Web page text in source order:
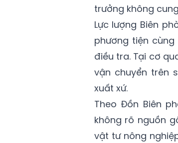
trưởng không
Lực lượng Biên
phương tiện
điều tra. Tại cơ
vận chuyển trên
xuất xứ.
Theo Đồn Biên
không rõ nguồn
vật tư nông